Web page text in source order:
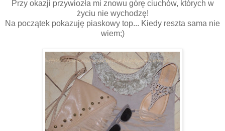
Przy okazji przywiozła mi znowu górę ciuchów, których w
życiu nie wychodzę!
Na początek pokazuję piaskowy top... Kiedy reszta sama nie
wiem;)